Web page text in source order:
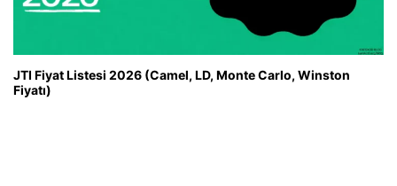
JTI Fiyat Listesi 2026 (Camel, LD, Monte Carlo, Winston
Fiyatı)